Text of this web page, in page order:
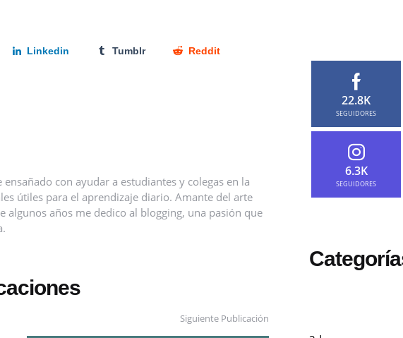
Linkedin Tumblr Reddit
con ayudar a estudiantes y colegas en la
útiles para el aprendizaje diario. Amante del arte
algunos años me dedico al blogging, una pasión que
Siguiente Publicación
22.8K
SEGUIDORES
6.3K
SEGUIDORES